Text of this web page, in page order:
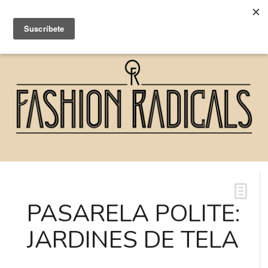
PASARELA POLITE:
JARDINES DE TELA